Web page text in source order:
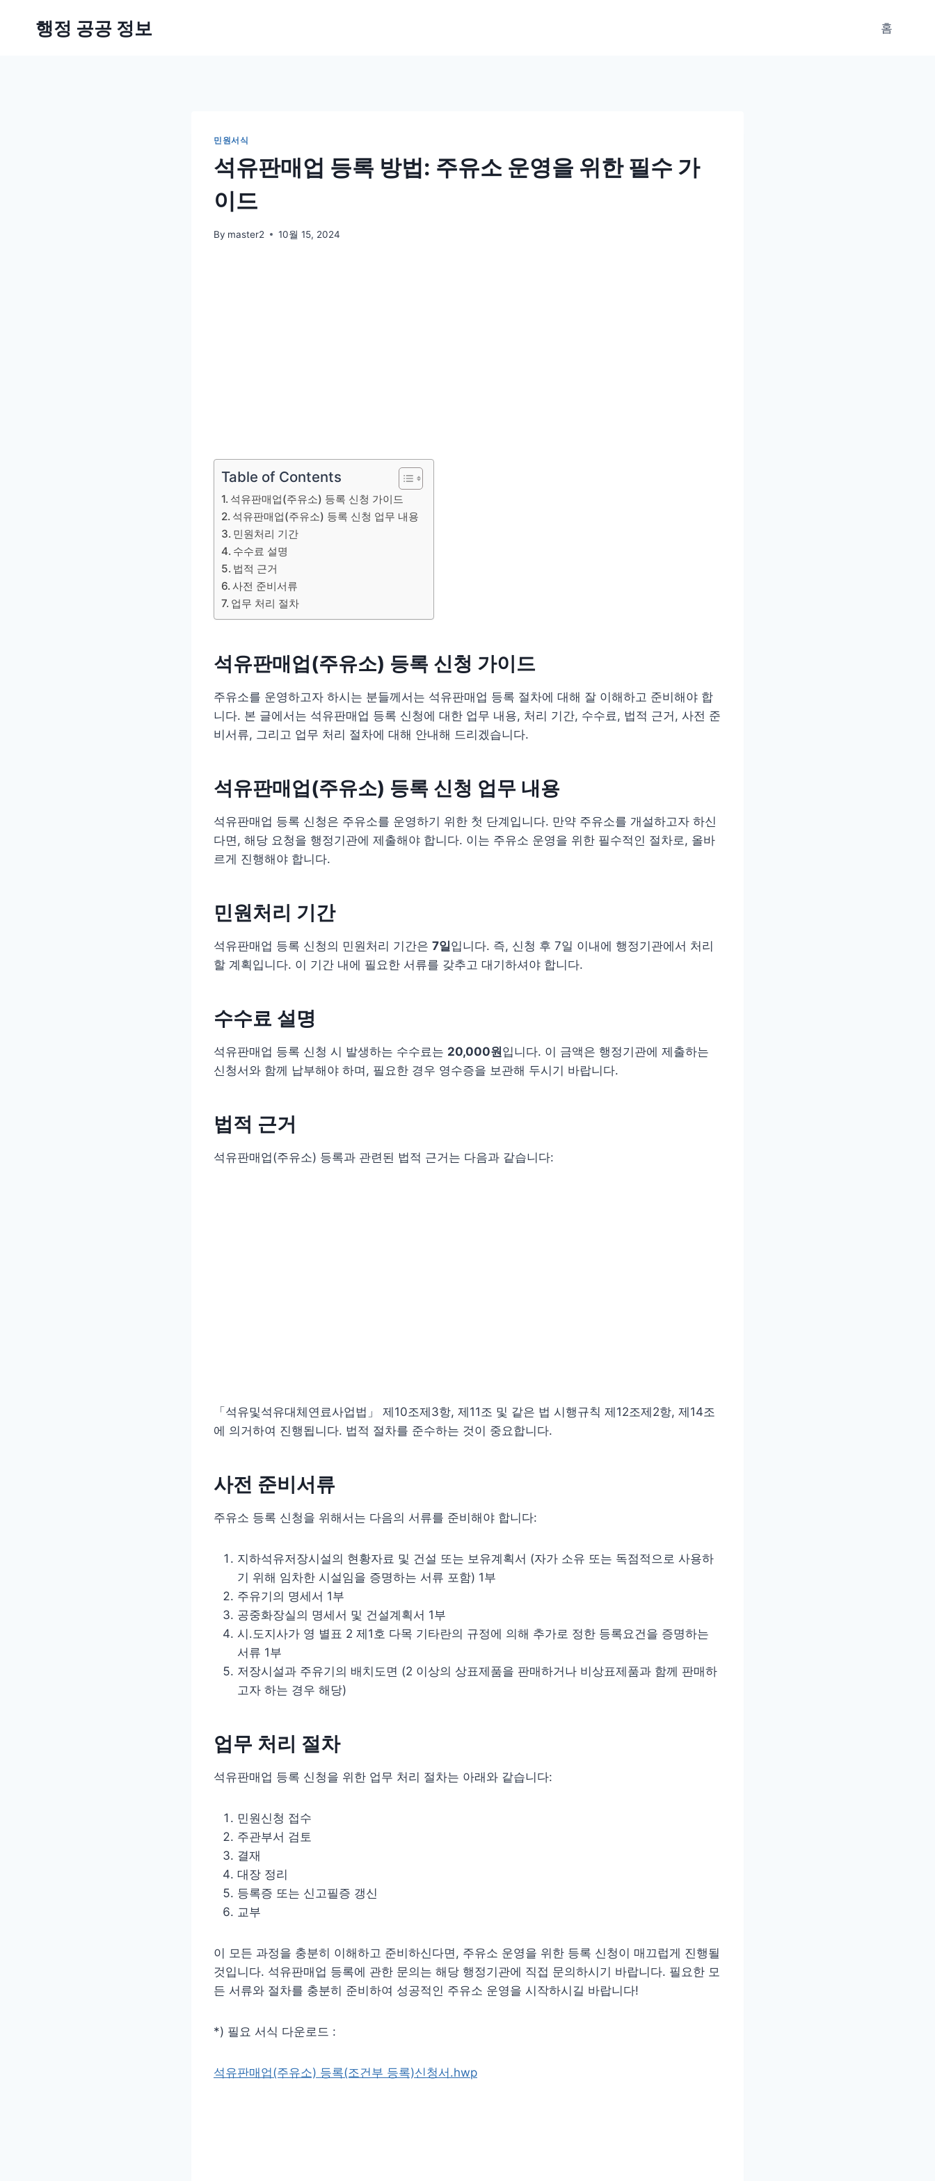
행정 공공 정보 홈
민원서식
석유판매업 등록 방법: 주유소 운영을 위한 필수 가
이드
By master2 10월 15, 2024
Table of Contents
석유판매업(주유소) 등록 신청 가이드
석유판매업(주유소) 등록 신청 업무 내용
민원처리 기간
수수료 설명
법적 근거
사전 준비서류
업무 처리 절차
석유판매업(주유소) 등록 신청 가이드
주유소를 운영하고자 하시는 분들께서는 석유판매업 등록 절차에 대해 잘 이해하고 준비해야 합
니다. 본 글에서는 석유판매업 등록 신청에 대한 업무 내용, 처리 기간, 수수료, 법적 근거, 사전 준
비서류, 그리고 업무 처리 절차에 대해 안내해 드리겠습니다.
석유판매업(주유소) 등록 신청 업무 내용
석유판매업 등록 신청은 주유소를 운영하기 위한 첫 단계입니다. 만약 주유소를 개설하고자 하신
다면, 해당 요청을 행정기관에 제출해야 합니다. 이는 주유소 운영을 위한 필수적인 절차로, 올바
르게 진행해야 합니다.
민원처리 기간
석유판매업 등록 신청의 민원처리 기간은 7일입니다. 즉, 신청 후 7일 이내에 행정기관에서 처리
할 계획입니다. 이 기간 내에 필요한 서류를 갖추고 대기하셔야 합니다.
수수료 설명
석유판매업 등록 신청 시 발생하는 수수료는 20,000원입니다. 이 금액은 행정기관에 제출하는
신청서와 함께 납부해야 하며, 필요한 경우 영수증을 보관해 두시기 바랍니다.
법적 근거
석유판매업(주유소) 등록과 관련된 법적 근거는 다음과 같습니다:
「석유및석유대체연료사업법」 제10조제3항, 제11조 및 같은 법 시행규칙 제12조제2항, 제14조
에 의거하여 진행됩니다. 법적 절차를 준수하는 것이 중요합니다.
사전 준비서류
주유소 등록 신청을 위해서는 다음의 서류를 준비해야 합니다:
지하석유저장시설의 현황자료 및 건설 또는 보유계획서 (자가 소유 또는 독점적으로 사용하
기 위해 임차한 시설임을 증명하는 서류 포함) 1부
주유기의 명세서 1부
공중화장실의 명세서 및 건설계획서 1부
시․도지사가 영 별표 2 제1호 다목 기타란의 규정에 의해 추가로 정한 등록요건을 증명하는
서류 1부
저장시설과 주유기의 배치도면 (2 이상의 상표제품을 판매하거나 비상표제품과 함께 판매하
고자 하는 경우 해당)
업무 처리 절차
석유판매업 등록 신청을 위한 업무 처리 절차는 아래와 같습니다:
민원신청 접수
주관부서 검토
결재
대장 정리
등록증 또는 신고필증 갱신
교부
이 모든 과정을 충분히 이해하고 준비하신다면, 주유소 운영을 위한 등록 신청이 매끄럽게 진행될
것입니다. 석유판매업 등록에 관한 문의는 해당 행정기관에 직접 문의하시기 바랍니다. 필요한 모
든 서류와 절차를 충분히 준비하여 성공적인 주유소 운영을 시작하시길 바랍니다!
*) 필요 서식 다운로드 :
석유판매업(주유소) 등록(조건부 등록)신청서.hwp